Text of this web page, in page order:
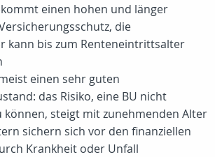
einen hohen und länger
die
kann bis zum Renteneintrittsalter
einen sehr guten
das Risiko, eine BU nicht
können, steigt mit zunehmenden Alter
sichern sich vor den finanziellen
Krankheit oder Unfall